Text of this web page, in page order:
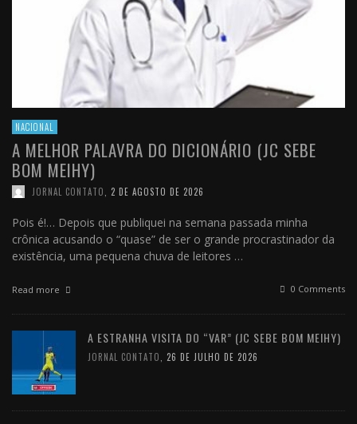
NACIONAL
A MELHOR PALAVRA DO DICIONÁRIO (JC SEBE
BOM MEIHY)
JORNAL CONTATO 2 DE AGOSTO DE 2026
Pois é!… Depois que publiquei na semana passada minha
crônica acusando o “quase” de ser o grande procrastinador da
existência, uma pequena chuva de leitores …
Read more 0 Comments
A ESTRANHA VISITA DO “VAR” (JC SEBE BOM MEIHY)
JORNAL CONTATO 26 DE JULHO DE 2026